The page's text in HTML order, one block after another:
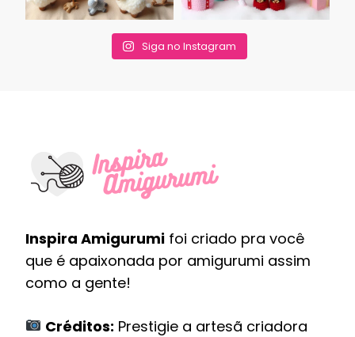
Siga no Instagram
Inspira Amigurumi foi criado pra você
que é apaixonada por amigurumi assim
como a gente!
Créditos: Prestigie a artesã criadora